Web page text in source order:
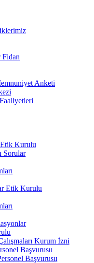
Fidan
Anketi
Kurulu
Sorular
Etik Kurulu
Kurum İzni
Başvurusu
Başvurusu